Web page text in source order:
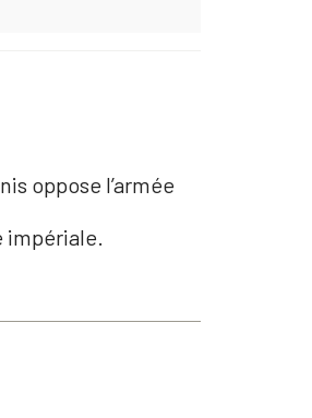
oppose l’armée
impériale.